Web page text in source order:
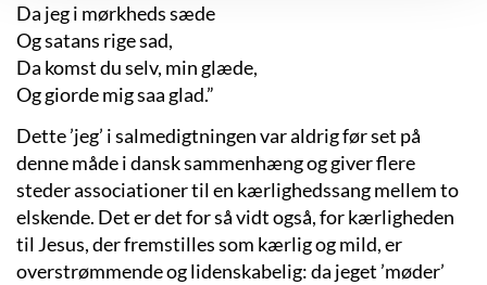
Da jeg i mørkheds sæde
Og satans rige sad,
Da komst du selv, min glæde,
Og giorde mig saa glad.”
Dette ’jeg’ i salmedigtningen var aldrig før set på
denne måde i dansk sammenhæng og giver flere
steder associationer til en kærlighedssang mellem to
elskende. Det er det for så vidt også, for kærligheden
til Jesus, der fremstilles som kærlig og mild, er
overstrømmende og lidenskabelig: da jeget ’møder’